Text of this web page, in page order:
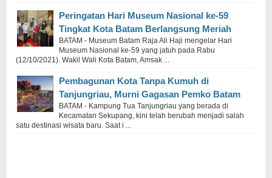
Peringatan Hari Museum Nasional ke-59
Tingkat Kota Batam Berlangsung Meriah
BATAM - Museum Batam Raja Ali Haji mengelar Hari
Museum Nasional ke-59 yang jatuh pada Rabu
(12/10/2021). Wakil Wali Kota Batam, Amsak ...
Pembagunan Kota Tanpa Kumuh di
Tanjungriau, Murni Gagasan Pemko Batam
BATAM - Kampung Tua Tanjungriau yang berada di
Kecamatan Sekupang, kini telah berubah menjadi salah
satu destinasi wisata baru. Saat i ...